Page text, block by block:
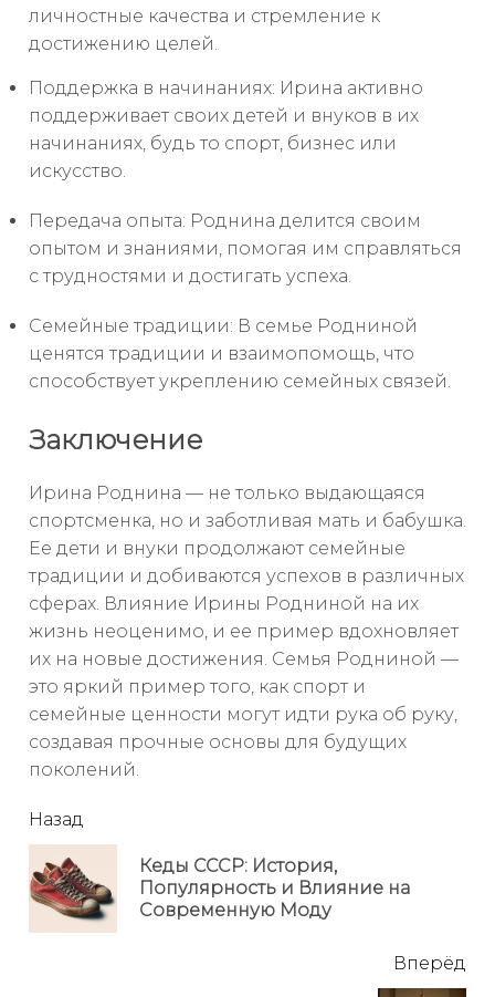
личностные качества и стремление к
достижению целей.
Поддержка в начинаниях: Ирина активно
поддерживает своих детей и внуков в их
начинаниях, будь то спорт, бизнес или
искусство.
Передача опыта: Роднина делится своим
опытом и знаниями, помогая им справляться
с трудностями и достигать успеха.
Семейные традиции: В семье Родниной
ценятся традиции и взаимопомощь, что
способствует укреплению семейных связей.
Заключение
Ирина Роднина — не только выдающаяся
спортсменка, но и заботливая мать и бабушка.
Ее дети и внуки продолжают семейные
традиции и добиваются успехов в различных
сферах. Влияние Ирины Родниной на их
жизнь неоценимо, и ее пример вдохновляет
их на новые достижения. Семья Родниной —
это яркий пример того, как спорт и
семейные ценности могут идти рука об руку,
создавая прочные основы для будущих
поколений.
читать
еще
Назад
Кеды СССР: История,
Популярность и Влияние на
Современную Моду
Вперёд